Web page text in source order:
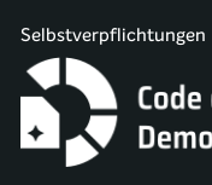
Selbstverpflichtungen